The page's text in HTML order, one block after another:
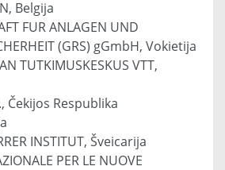
Belgija
FUR ANLAGEN UND
(GRS) gGmbH, Vokietija
TUTKIMUSKESKUS VTT,
Čekijos Respublika
INSTITUT, Šveicarija
PER LE NUOVE